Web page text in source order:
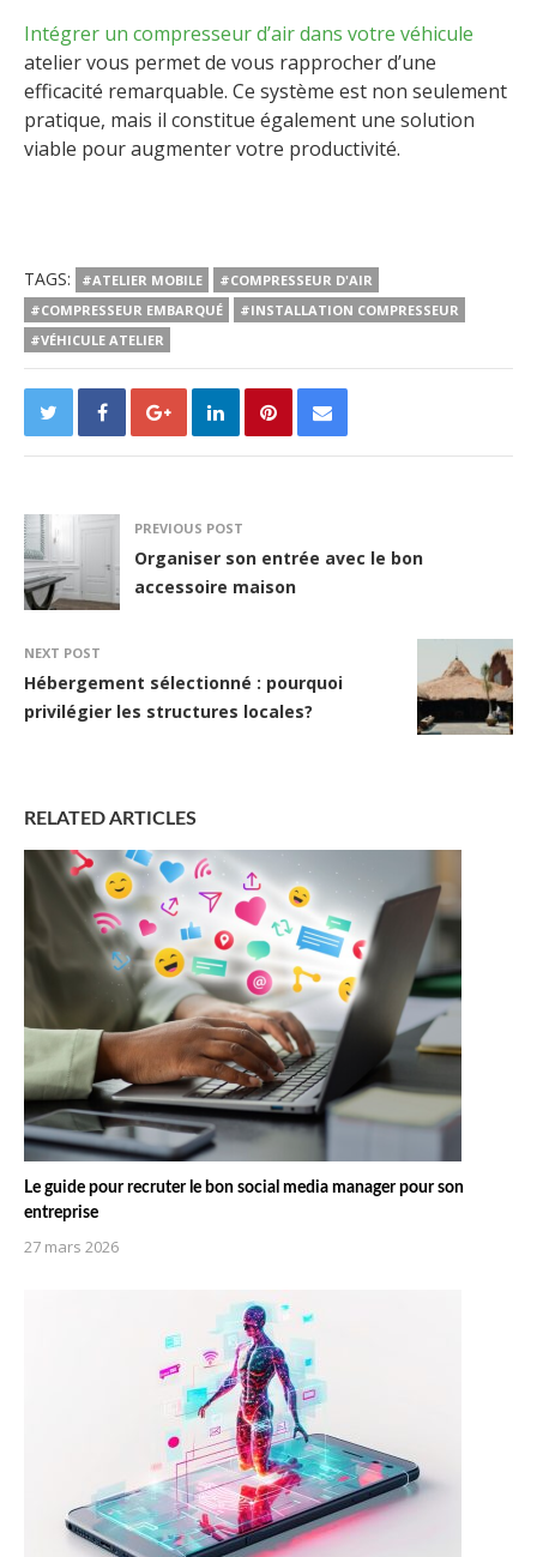
Intégrer un compresseur d’air dans votre véhicule
atelier vous permet de vous rapprocher d’une
efficacité remarquable. Ce système est non seulement
pratique, mais il constitue également une solution
viable pour augmenter votre productivité.
TAGS: #ATELIER MOBILE
#COMPRESSEUR D'AIR
#COMPRESSEUR EMBARQUÉ
#INSTALLATION COMPRESSEUR
#VÉHICULE ATELIER
PREVIOUS POST
Organiser son entrée avec le bon
accessoire maison
NEXT POST
Hébergement sélectionné : pourquoi
privilégier les structures locales?
RELATED ARTICLES
Le guide pour recruter le bon social media manager pour son
entreprise
27 mars 2026